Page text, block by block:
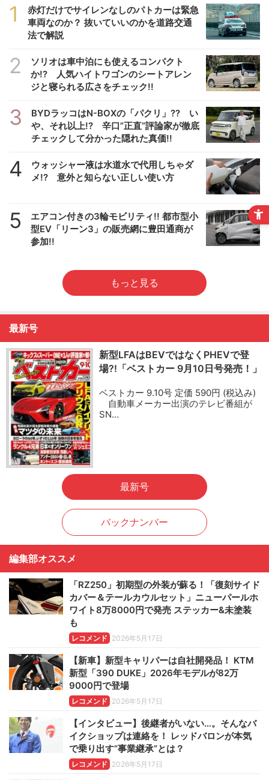
1
赤灯だけでサイレンなしのパトカーは緊急
車両なのか？ 抜いていいのかを道路交通
法で解説
2
ソリオは車中泊にも使えるコンパクト
か!? 人気ハイトワゴンのシートアレン
ジと寝られる広さをチェック!!
3
BYDラッコはN-BOXの「パクリ」?? い
や、それ以上!? 辛口”正直”評論家が徹底
チェックして分かった隠れた真価!!
4
ウォッシャー液は水道水で代用しちゃダ
メ!? 意外と知らない正しい使い方
5
エアコン付きの3輪モビリティ!! 都市型小
型EV「リーン3」の販売網に豊田通商が
参加!!
もっと見る
最新号
新型LFAはBEVではなくPHEVで登
場?!「ベストカー 9月10日号発売！」
ベストカー 9.10号 定価 590円 (税込み)
自動車メーカー出演のテレビ番組が
SN…
最新号
バックナンバー
編集部オススメ
「RZ250」初期型の外装が蘇る！「復刻サイド
カバー＆テールカウルセット」ニューパールホ
ワイト8万8000円で発売 ステッカー&未塗装
も
レコメンド 2026年5月17日
【新車】新型キャリパーは自社開発品！ KTM
新型「390 DUKE」2026年モデルが82万
9000円で登場
レコメンド 2026年5月17日
【インタビュー】後継者がいない…。そんなバ
イクショップは連絡を！ レッドバロンが本気
で乗り出す“事業継承”とは？
レコメンド 2026年5月17日